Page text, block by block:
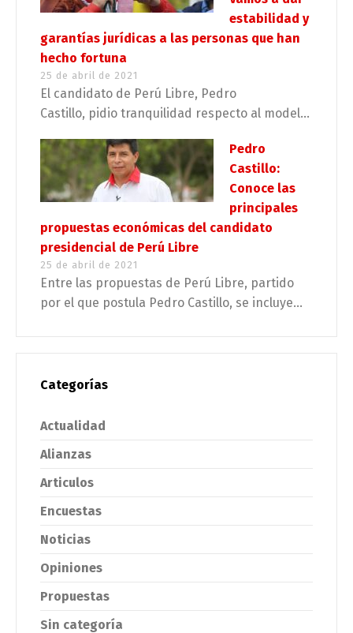
estabilidad y
garantías jurídicas a las personas que han
hecho fortuna
25 de abril de 2021
El candidato de Perú Libre, Pedro
Castillo, pidio tranquilidad respecto al model...
Pedro
Castillo:
Conoce las
principales
propuestas económicas del candidato
presidencial de Perú Libre
25 de abril de 2021
Entre las propuestas de Perú Libre, partido
por el que postula Pedro Castillo, se incluye...
Categorías
Actualidad
Alianzas
Articulos
Encuestas
Noticias
Opiniones
Propuestas
Sin categoría